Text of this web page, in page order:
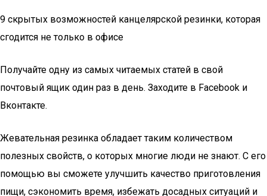
9 скрытых возможностей канцелярской резинки, которая
сгодится не только в офисе
Получайте одну из самых читаемых статей в свой
почтовый ящик один раз в день. Заходите в Facebook и
Вконтакте.
Жевательная резинка обладает таким количеством
полезных свойств, о которых многие люди не знают. С его
помощью вы сможете улучшить качество приготовления
пищи, сэкономить время, избежать досадных ситуаций и